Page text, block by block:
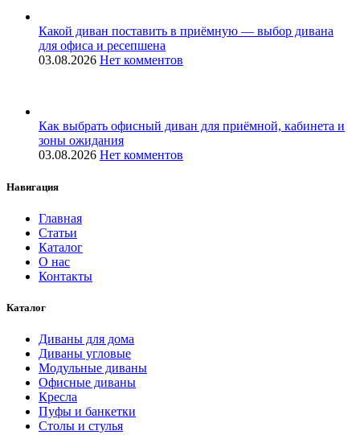
Какой диван поставить в приёмную — выбор дивана
для офиса и ресепшена
03.08.2026 Нет комментов
Как выбрать офисный диван для приёмной, кабинета и
зоны ожидания
03.08.2026 Нет комментов
Навигация
Главная
Статьи
Каталог
О нас
Контакты
Каталог
Диваны для дома
Диваны угловые
Модульные диваны
Офисные диваны
Кресла
Пуфы и банкетки
Столы и стулья